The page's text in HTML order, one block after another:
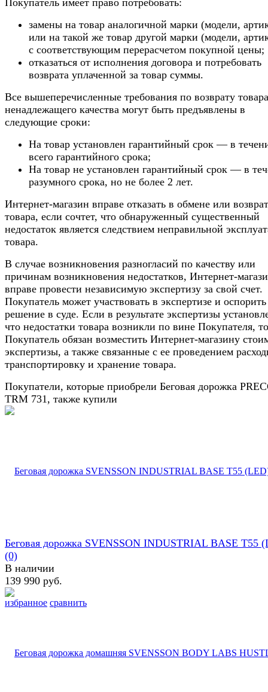
замены на товар аналогичной марки (модели,
или на такой же товар другой марки (модели,
с соответствующим перерасчетом покупной цены;
отказаться от исполнения договора и потребовать
возврата уплаченной за товар суммы.
Все вышеперечисленные требования по возврату товара
ненадлежащего качества могут быть предъявлены в
следующие сроки:
На товар установлен гарантийный срок — в
всего гарантийного срока;
На товар не установлен гарантийный срок — в
разумного срока, но не более 2 лет.
Интернет-магазин вправе отказать в обмене или
товара, если сочтет, что обнаруженный существенный
недостаток является следствием неправильной
товара.
В случае возникновения разногласий по качеству или
причинам возникновения недостатков, Интернет-
вправе провести независимую экспертизу за свой счет.
Покупатель может участвовать в экспертизе и оспорить
решение в суде. Если в результате экспертизы
что недостатки товара возникли по вине Покупателя, то
Покупатель обязан возместить Интернет-магазину
экспертизы, а также связанные с ее проведением
транспортировку и хранение товара.
Покупатели, которые приобрели Беговая дорожка
TRM 731, также купили
избранное сравнить
Беговая дорожка SVENSSON INDUSTRIAL BASE T55
(0)
В наличии
139 990 руб.